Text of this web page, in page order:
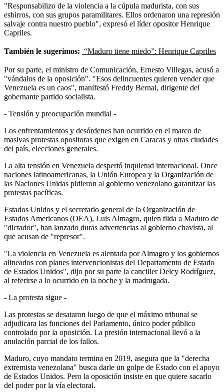
"Responsabilizo de la violencia a la cúpula madurista, con sus
esbirros, con sus grupos paramilitares. Ellos ordenaron una represión
salvaje contra nuestro pueblo", expresó el líder opositor Henrique
Capriles.
También le sugerimos: “Maduro tiene miedo”: Henrique Capriles
Por su parte, el ministro de Comunicación, Ernesto Villegas, acusó a
"vándalos de la oposición". "Esos delincuentes quieren vender que
Venezuela es un caos", manifestó Freddy Bernal, dirigente del
gobernante partido socialista.
- Tensión y preocupación mundial -
Los enfrentamientos y desórdenes han ocurrido en el marco de
masivas protestas opositoras que exigen en Caracas y otras ciudades
del país, elecciones generales.
La alta tensión en Venezuela despertó inquietud internacional. Once
naciones latinoamericanas, la Unión Europea y la Organización de
las Naciones Unidas pidieron al gobierno venezolano garantizar las
protestas pacíficas.
Estados Unidos y el secretario general de la Organización de
Estados Americanos (OEA), Luis Almagro, quien tilda a Maduro de
"dictador", han lanzado duras advertencias al gobierno chavista, al
que acusan de "represor".
"La violencia en Venezuela es alentada por Almagro y los gobiernos
alineados con planes intervencionistas del Departamento de Estado
de Estados Unidos", dijo por su parte la canciller Delcy Rodríguez,
al referirse a lo ocurrido en la noche y la madrugada.
- La protesta sigue -
Las protestas se desataron luego de que el máximo tribunal se
adjudicara las funciones del Parlamento, único poder público
controlado por la oposición. La presión internacional llevó a la
anulación parcial de los fallos.
Maduro, cuyo mandato termina en 2019, asegura que la "derecha
extremista venezolana" busca darle un golpe de Estado con el apoyo
de Estados Unidos. Pero la oposición insiste en que quiere sacarlo
del poder por la vía electoral.